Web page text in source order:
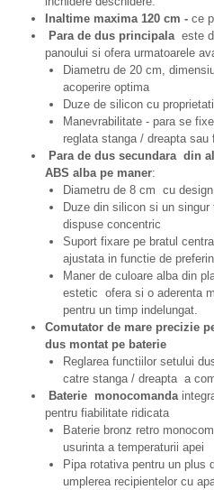
Inaltime maxima 120 cm - ce
Para de dus principalaeste
panoului si ofera urmatoarele
Diametru de 20 cm,
acoperire optima
Duze de silicon cu
Manevrabilitate - para se
reglata stanga / dreapta sau
Para de dus secundara din
ABS alba pe maner:
Diametru de 8 cm cu
Duze din silicon si un
dispuse concentric
Suport fixare pe bratul
ajustata in functie de
Maner de culoare alba din
estetic ofera si o aderenta
pentru un timp indelungat.
Comutator de mare precizie
dus montat pe baterie
Reglarea functiilor setului
catre stanga / dreapta a
Baterie monocomanda
pentru fiabilitate ridicata
Baterie bronz retro
usurinta a temperaturii apei
Pipa rotativa pentru un plus
umplerea recipientelor cu